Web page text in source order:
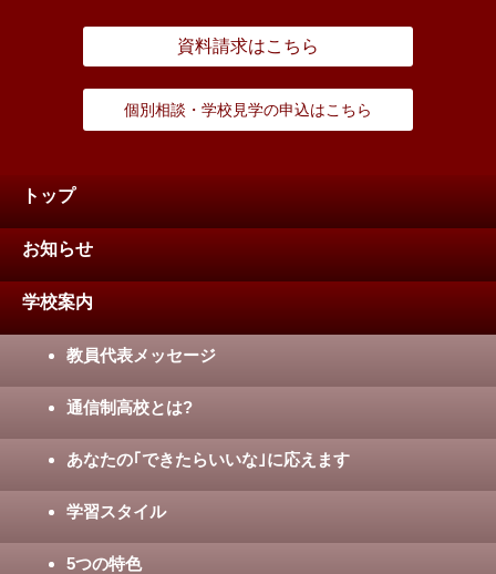
資料請求はこちら
個別相談・学校見学の申込はこちら
トップ
お知らせ
学校案内
教員代表メッセージ
通信制高校とは?
あなたの｢できたらいいな｣に応えます
学習スタイル
5つの特色